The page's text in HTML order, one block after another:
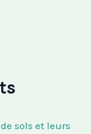
sols et leurs